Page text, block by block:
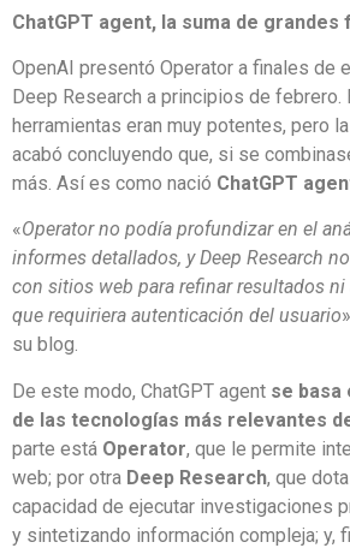
ChatGPT agent, la suma de grandes
OpenAI presentó Operator a finales de
Deep Research a principios de febrero.
herramientas eran muy potentes, pero
acabó concluyendo que, si se
más. Así es como nació ChatGPT
«Operator no podía profundizar en el
informes detallados, y Deep Research
con sitios web para refinar resultados
que requiriera autenticación del usuario
su blog.
De este modo, ChatGPT agent se basa
de las tecnologías más relevantes
parte está Operator, que le permite
web; por otra Deep Research, que
capacidad de ejecutar investigaciones
y sintetizando información compleja; y,